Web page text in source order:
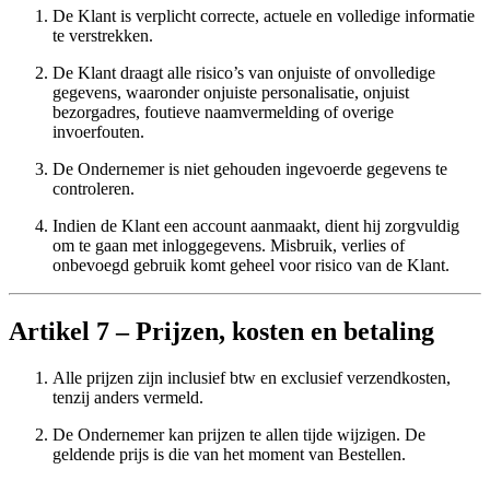
De Klant is verplicht correcte, actuele en volledige informatie
te verstrekken.
De Klant draagt alle risico’s van onjuiste of onvolledige
gegevens, waaronder onjuiste personalisatie, onjuist
bezorgadres, foutieve naamvermelding of overige
invoerfouten.
De Ondernemer is niet gehouden ingevoerde gegevens te
controleren.
Indien de Klant een account aanmaakt, dient hij zorgvuldig
om te gaan met inloggegevens. Misbruik, verlies of
onbevoegd gebruik komt geheel voor risico van de Klant.
Artikel 7 – Prijzen, kosten en betaling
Alle prijzen zijn inclusief btw en exclusief verzendkosten,
tenzij anders vermeld.
De Ondernemer kan prijzen te allen tijde wijzigen. De
geldende prijs is die van het moment van Bestellen.